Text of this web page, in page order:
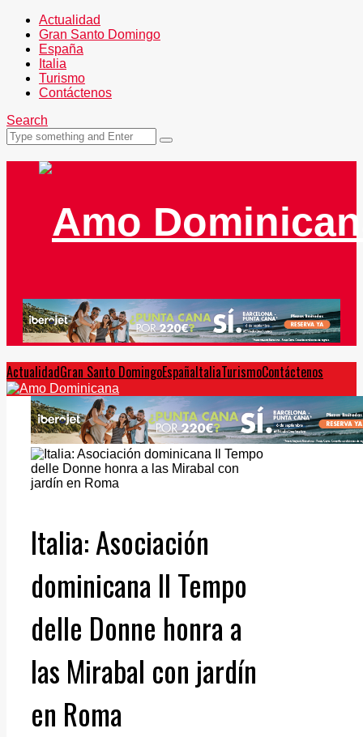
Actualidad
Gran Santo Domingo
España
Italia
Turismo
Contáctenos
Search
ActualidadGran Santo DomingoEspañaItaliaTurismoContáctenos
Italia: Asociación
dominicana Il Tempo
delle Donne honra a
las Mirabal con jardín
en Roma